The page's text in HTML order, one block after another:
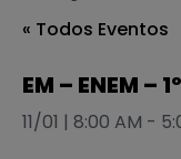
« Todos Eventos
EM – ENEM –
11/01 | 8:00 AM -